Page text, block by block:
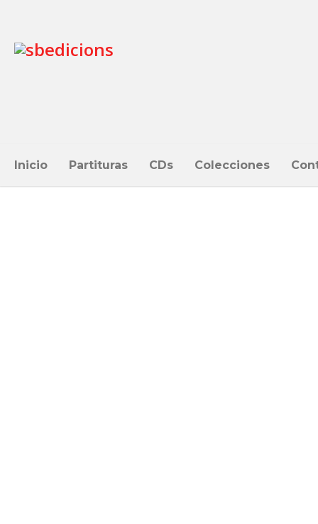
Inicio Partituras CDs Colecciones